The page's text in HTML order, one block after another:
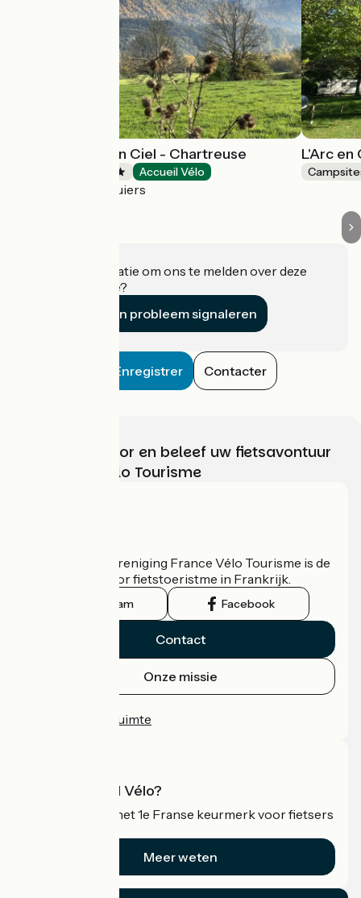
Camping l'Arc en Ciel - Chartreuse
Accueil Vélo
Entre-deux-Guiers
L'Arc
Heeft u informatie om ons te melden over deze
accommodatie?
Een probleem signaleren
Enregistrer Contacter
Kies, bereid voor en beleef uw fietsavontuur
met France Vélo Tourisme
De nationale vereniging France Vélo Tourisme is de
officiële gids voor fietstoeristme in Frankrijk.
Instagram Facebook
Contact
Onze missie
Professionele ruimte
Wat is Accueil Vélo?
Accueil Vélo is het 1e Franse keurmerk voor fietsers
Meer weten